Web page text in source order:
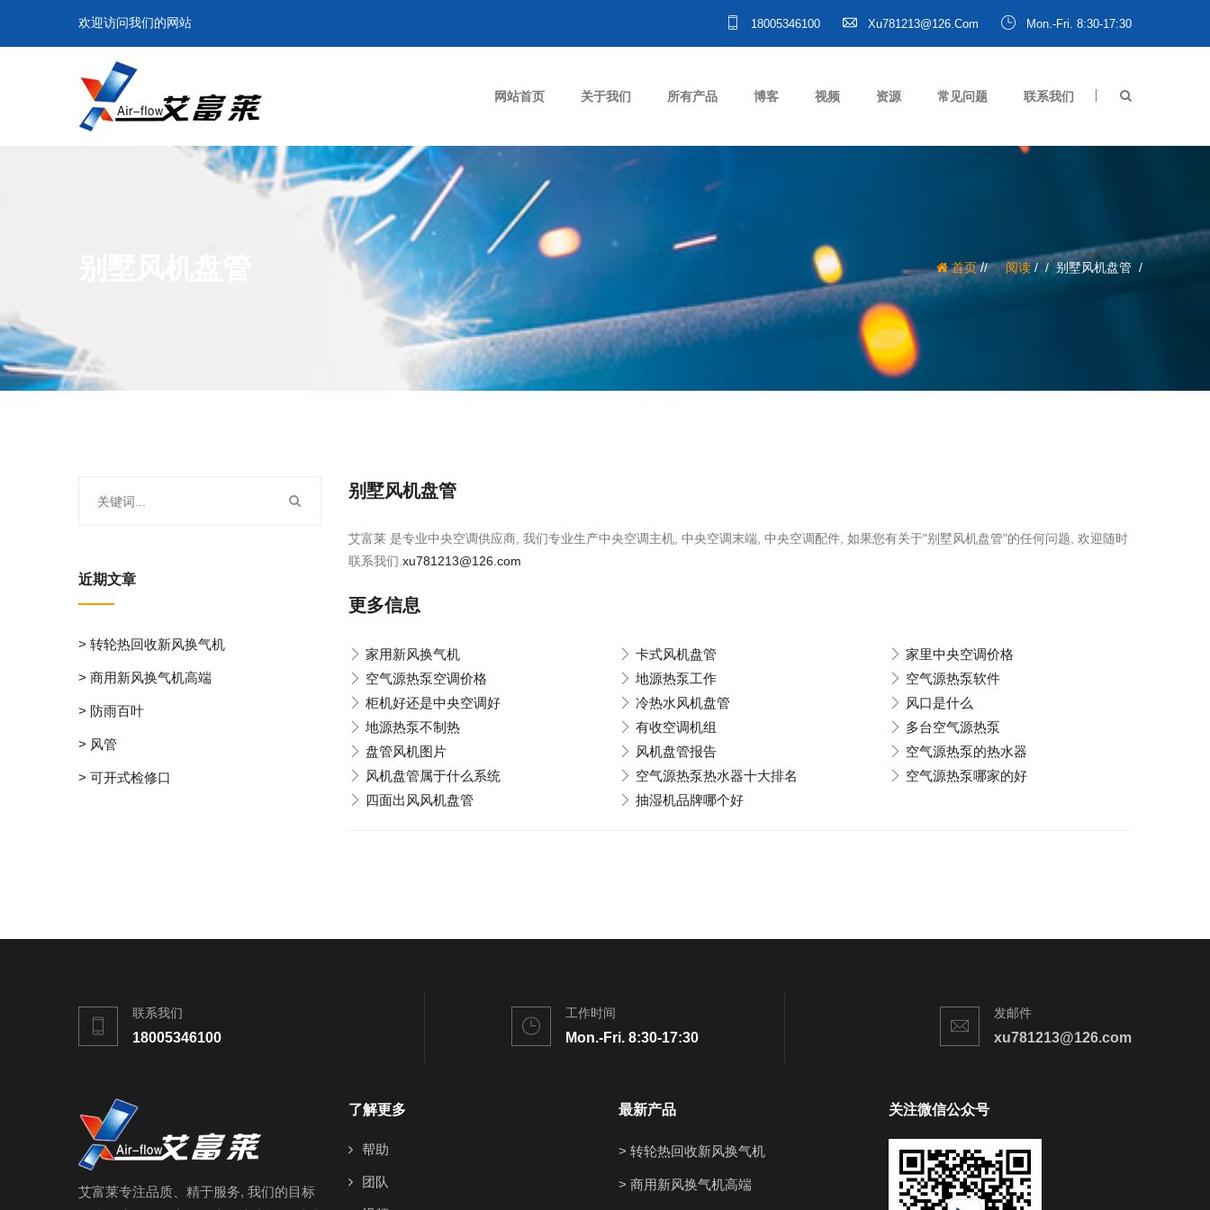
欢迎访问我们的网站 18005346100 Xu781213@126.com Mon.-Fri. 8:30-17:30
网站首页 关于我们 所有产品 博客 视频 资源 常见问题 联系我们
首页/ 阅读/ 别墅风机盘管
别墅风机盘管
艾富莱 是专业中央空调供应商, 我们专业生产中央空调主机, 中央空调末端, 中央空调配件, 如果您有关于"别墅风机盘管"的任何问题, 欢迎随时
联系我们. xu781213@126.com
更多信息
家用新风换气机 卡式风机盘管
家里中央空调价格
空气源热泵空调价格
地源热泵工作
空气源热泵软件
柜机好还是中央空调好
冷热水风机盘管
风口是什么
地源热泵不制热
有收空调机组
多台空气源热泵
盘管风机图片
风机盘管报告
空气源热泵的热水器
风机盘管属于什么系统
空气源热泵热水器十大排名
空气源热泵哪家的好
四面出风风机盘管
抽湿机品牌哪个好
近期文章
> 转轮热回收新风换气机
> 商用新风换气机高端
> 防雨百叶
> 风管
> 可开式检修口
联系我们
18005346100
工作时间
Mon.-Fri. 8:30-17:30
发邮件
xu781213@126.com
艾富莱专注品质、精于服务, 我们的目标
了解更多
帮助
团队
最新产品
> 转轮热回收新风换气机
> 商用新风换气机高端
关注微信公众号